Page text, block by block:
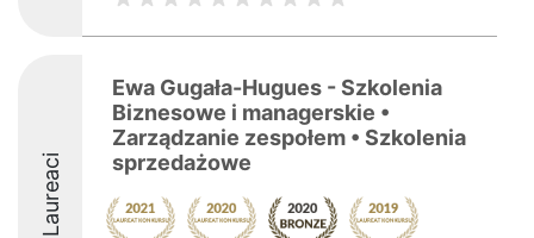
Laureaci
Ewa Gugała-Hugues - Szkolenia
Biznesowe i managerskie •
Zarządzanie zespołem • Szkolenia
sprzedażowe